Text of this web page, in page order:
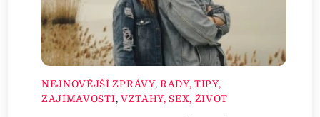
NEJNOVĚJŠÍ ZPRÁVY, RADY, TIPY,
ZAJÍMAVOSTI, VZTAHY, SEX, ŽIVOT